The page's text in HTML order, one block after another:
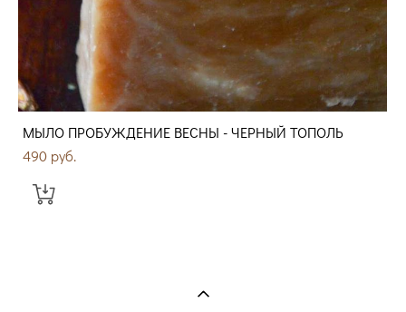
МЫЛО ПРОБУЖДЕНИЕ ВЕСНЫ - ЧЕРНЫЙ ТОПОЛЬ
490 pуб.